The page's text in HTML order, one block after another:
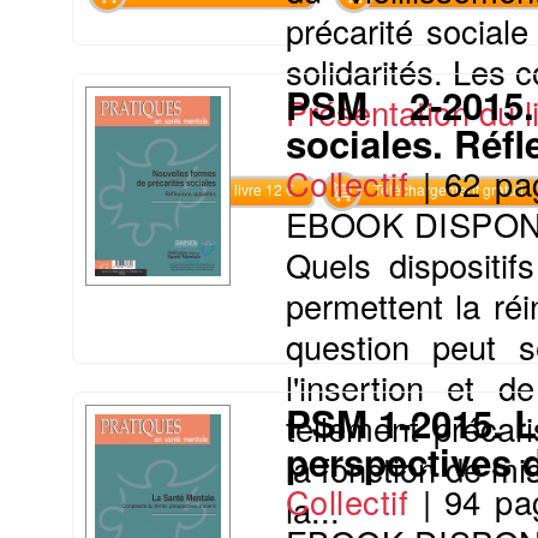
précarité
solidarités. Les
Présentation du
Commander le livre 12 € Téléchargement gratuit
PSM 2-
sociales.
Collectif |62
EBOOK
Quels
permettent la
question peut
l'insertion et
tellement
la fonction de
la...
PSM 1-2015.
perspectives
Collectif | 94